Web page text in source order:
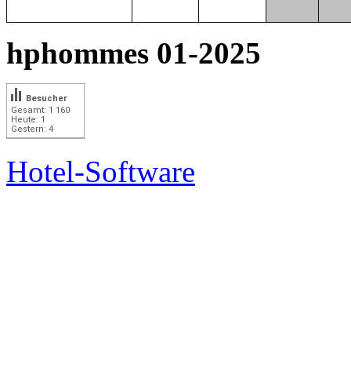
hphommes 01-2025
Gesamt: 1 160
Heute: 1
Gestern: 4
Besucher
Hotel-Software